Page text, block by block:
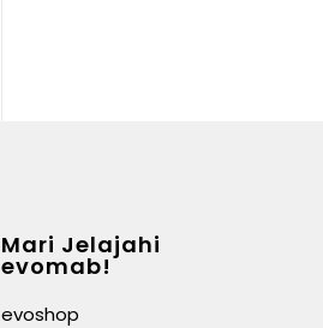
Mari Jelajahi
evomab!
evoshop